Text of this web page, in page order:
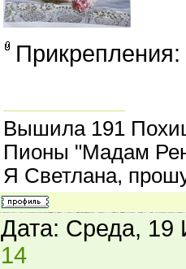
Прикрепления:
Вышила 191
Пионы "Мадам
Я Светлана,
Дата: Среда,
14